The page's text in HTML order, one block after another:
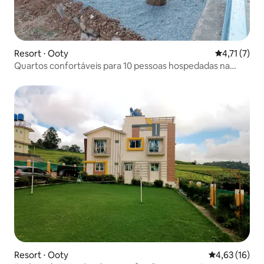
Resort ⋅ Ooty 4,71 de
4,71 (7)
Quartos confortáveis para 10 pessoas hospedadas na
Resort ⋅ Ooty 4,63 de uma
4,63 (16)